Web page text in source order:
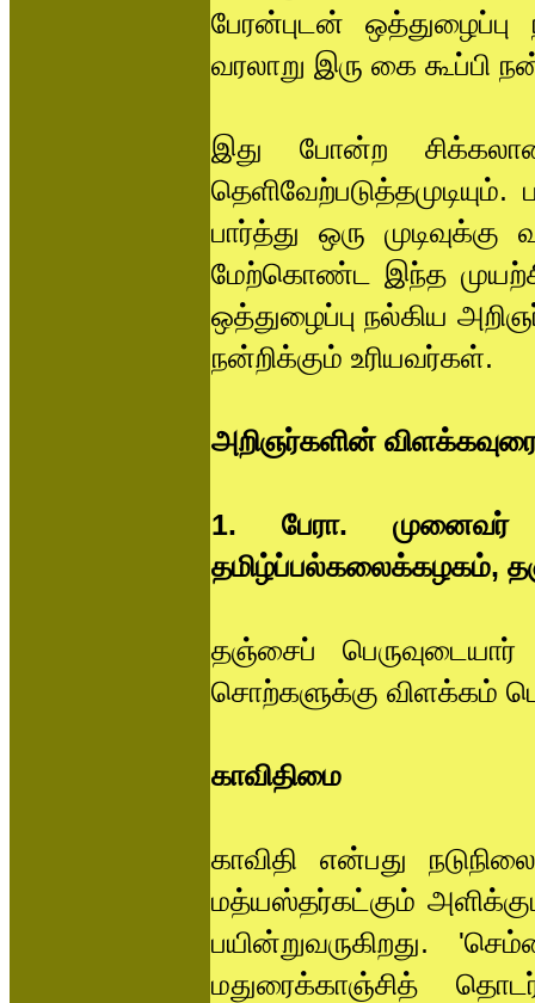
பேரன்புடன்
வரலாறு இரு கை கூப்பி
இது போன்ற
பார்த்து ஒரு
மேற்கொண்ட இந்த
ஒத்துழைப்பு நல்கிய
நன்றிக்கும் உரியவர்கள்.
அறிஞர்களின்
1. பேரா. முனைவர்
தமிழ்ப்பல்கலைக்கழகம்,
தஞ்சைப்
சொற்களுக்கு விளக்கம்
காவிதிமை
காவிதி என்பது
மத்யஸ்தர்கட்கும்
பயின்றுவருகிறது.
மதுரைக்காஞ்சித்